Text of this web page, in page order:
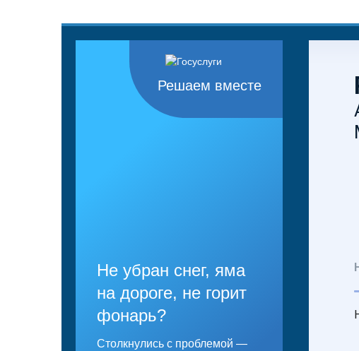
Решаем вместе
Не убран снег, яма
на дороге, не горит
фонарь?
Столкнулись с проблемой —